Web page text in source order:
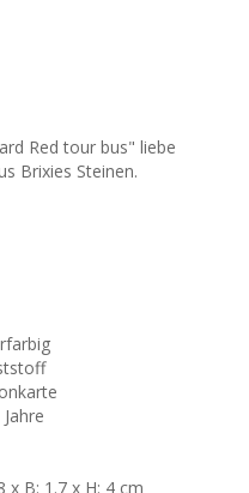
Red tour bus" liebe
Brixies Steinen.
x B: 1.7 x H: 4 cm